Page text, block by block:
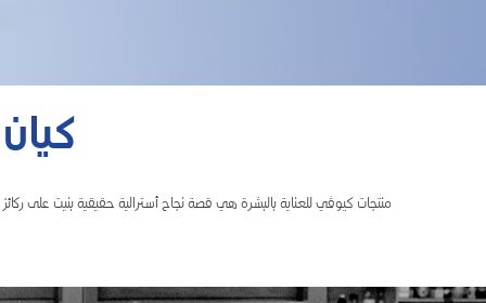
منتجات كيوڤي للعناية بالبشرة هي قصة نجاح أسترالية حقيقية بنيت على